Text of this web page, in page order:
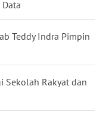
Teddy Indra Pimpin
Sekolah Rakyat dan